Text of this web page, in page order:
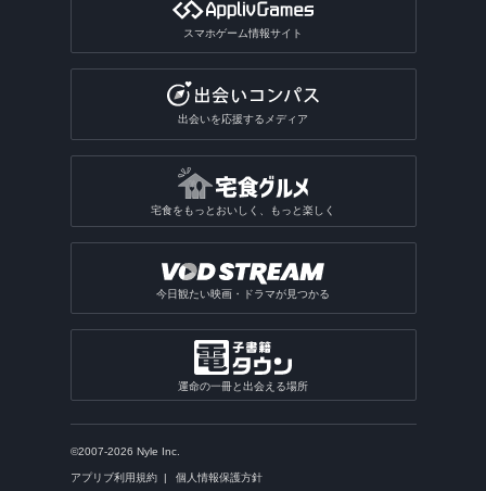
スマホゲーム情報サイト
出会いを応援するメディア
宅食をもっとおいしく、もっと楽しく
今日観たい映画・ドラマが見つかる
運命の一冊と出会える場所
©2007-2026 Nyle Inc.
アプリブ利用規約 個人情報保護方針